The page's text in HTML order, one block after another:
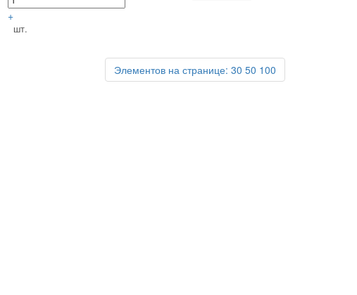
+
шт.
Элементов на странице: 30 50 100